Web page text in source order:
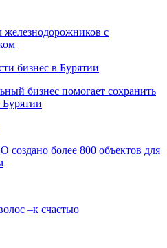
с
бизнес в Бурятии
бизнес помогает сохранить
создано более 800 объектов для
–к счастью